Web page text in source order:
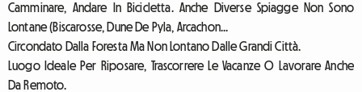
Camminare, Andare In Bicicletta. Anche Diverse Spiagge Non Sono
Lontane (Biscarosse, Dune De Pyla, Arcachon...
Circondato Dalla Foresta Ma Non Lontano Dalle Grandi Città.
Luogo Ideale Per Riposare, Trascorrere Le Vacanze O Lavorare Anche
Da Remoto.